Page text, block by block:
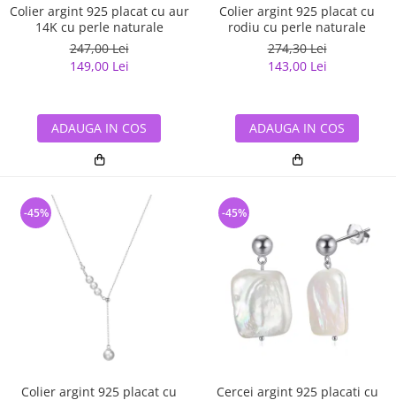
Colier argint 925 placat cu aur
14K cu perle naturale
247,00 Lei
149,00 Lei
ADAUGA IN COS
Colier argint 925 placat cu
rodiu cu perle naturale
274,30 Lei
143,00 Lei
ADAUGA IN COS
Colier argint 925 placat cu
-45%
Cercei argint 925 placati cu
-45%